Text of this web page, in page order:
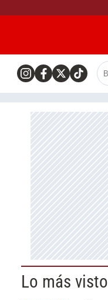
Lo más visto